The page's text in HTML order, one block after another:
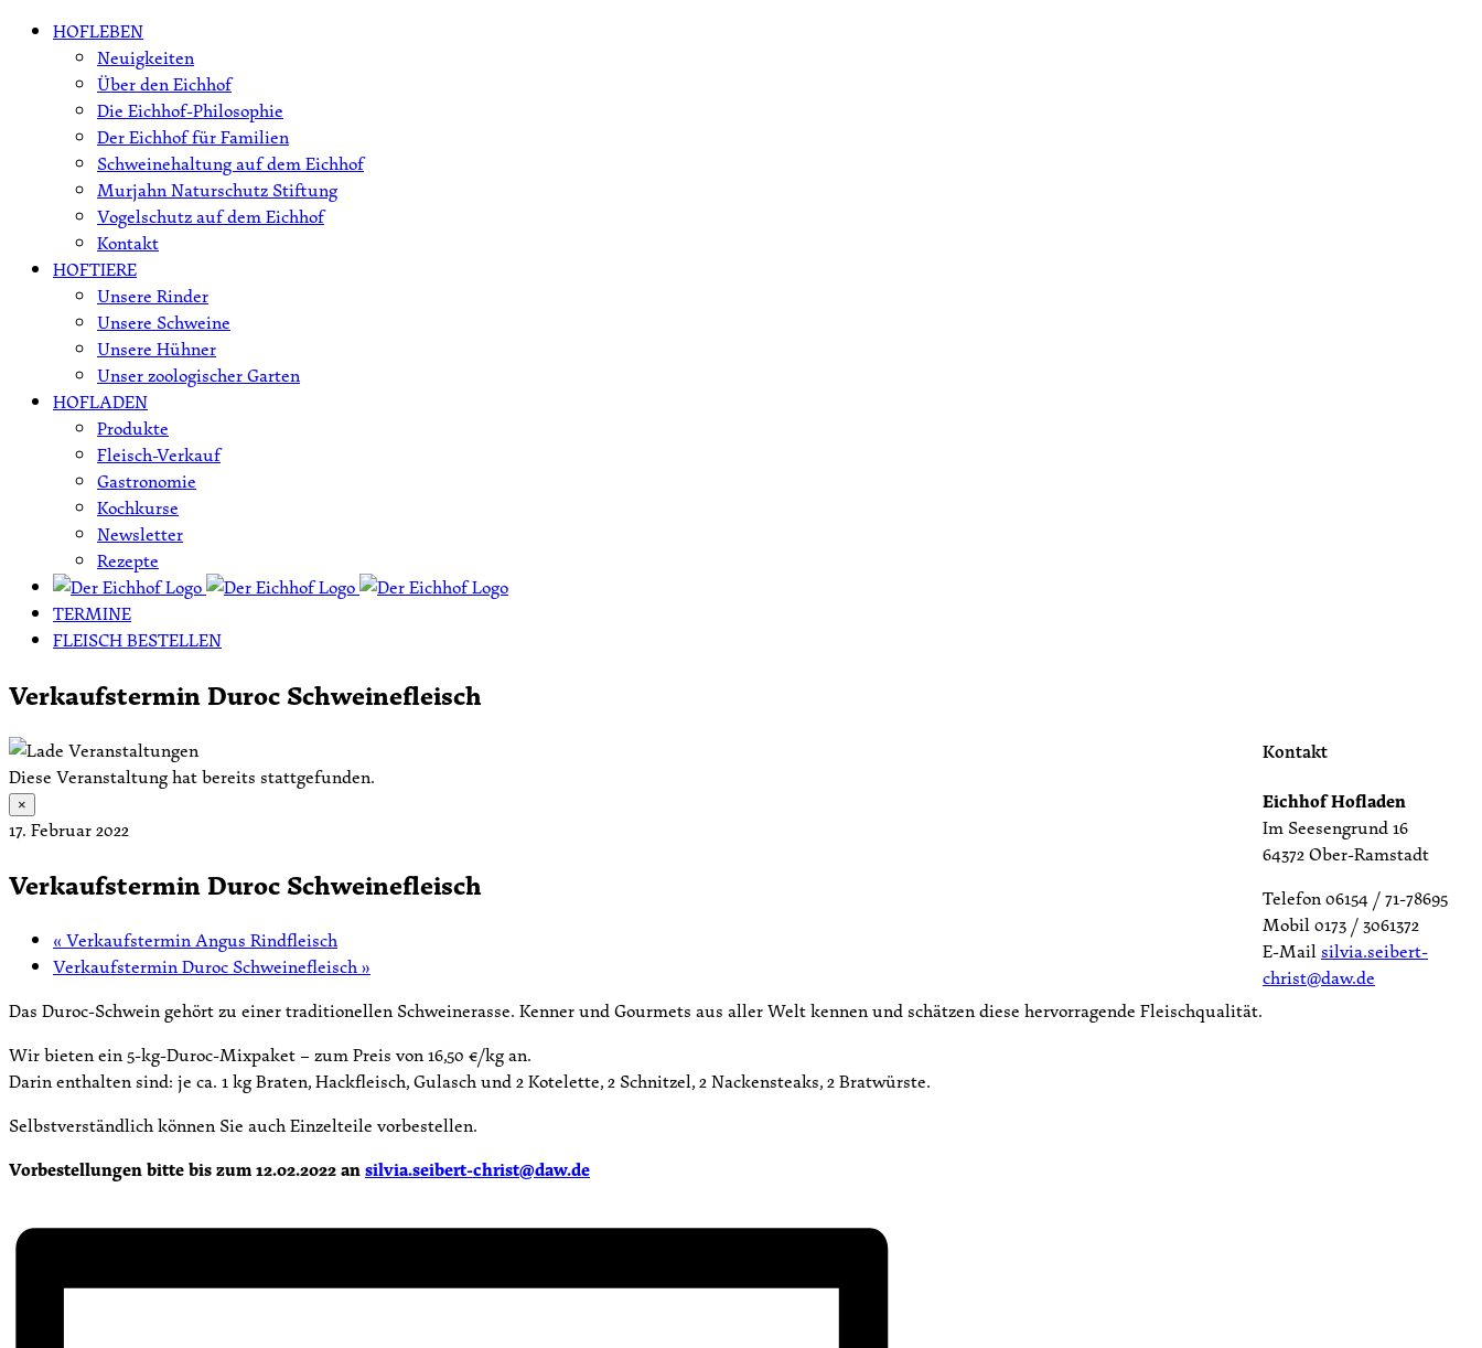
Skip HOFLEBEN
Neuigkeiten
Über den Eichhof
Die Eichhof-Philosophie
Der Eichhof für Familien
Schweinehaltung auf dem Eichhof
Murjahn Naturschutz Stiftung
Vogelschutz auf dem Eichhof
Kontakt
HOFTIERE
Unsere Rinder
Unsere Schweine
Unsere Hühner
Unser zoologischer Garten
HOFLADEN
Produkte
Fleisch-Verkauf
Gastronomie
Kochkurse
Newsletter
Rezepte
TERMINE
FLEISCH BESTELLEN
Verkaufstermin Duroc Schweinefleisch
Diese Veranstaltung hat bereits stattgefunden.
×
17. Februar 2022
Verkaufstermin Duroc Schweinefleisch
« Verkaufstermin Angus Rindfleisch
Verkaufstermin Duroc Schweinefleisch»
Das Duroc-Schwein gehört zu einer traditionellen Schweinerasse. Kenner und Gourmets aus aller Welt kennen und schätzen diese hervorragende Fleischqualität.
Wir bieten ein 5-kg-Duroc-Mixpaket – zum Preis von 16,50 €/kg an.
Darin enthalten sind: je ca. 1 kg Braten, Hackfleisch, Gulasch und 2 Kotelette, 2 Schnitzel, 2 Nackensteaks, 2 Bratwürste.
Selbstverständlich können Sie auch Einzelteile vorbestellen.
Vorbestellungen bitte bis zum 12.02.2022 ansilvia.seibert-christ@daw.de
Kontakt
Eichhof Hofladen
Im Seesengrund 16
64372 Ober-Ramstadt
Telefon 06154 / 71-78695
Mobil 0173 / 3061372
E-Mailsilvia.seibert-
christ@daw.de